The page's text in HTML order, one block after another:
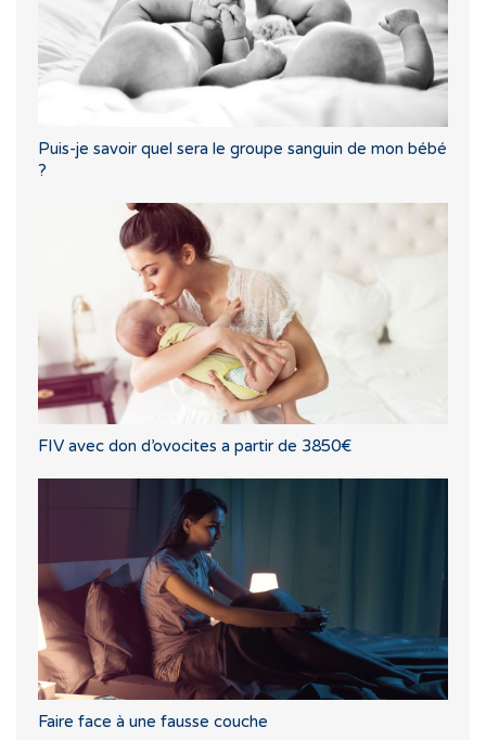
Puis-je savoir quel sera le groupe sanguin de mon bébé
?
FIV avec don d’ovocites a partir de 3850€
Faire face à une fausse couche